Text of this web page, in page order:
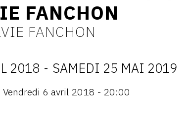
FANCHON
FANCHON
DATES
2018 - SAMEDI 25 MAI 2019
Vendredi 6 avril 2018 - 20:00